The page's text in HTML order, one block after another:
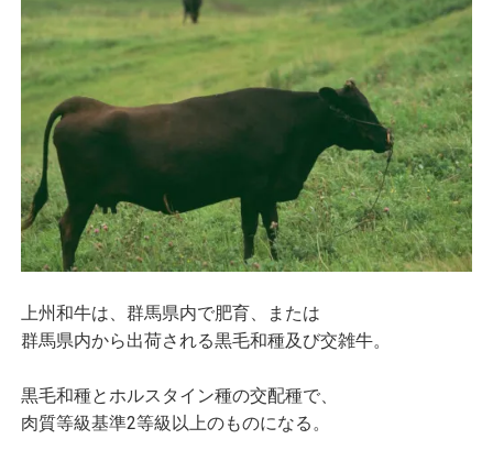
上州和牛は、群馬県内で肥育、または
群馬県内から出荷される黒毛和種及び交雑牛。
黒毛和種とホルスタイン種の交配種で、
肉質等級基準2等級以上のものになる。